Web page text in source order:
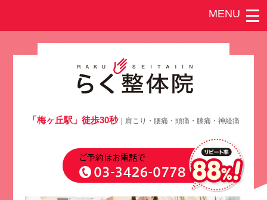
「梅ヶ丘駅」徒歩30秒｜肩こり・腰痛・頭痛・膝痛・神経痛